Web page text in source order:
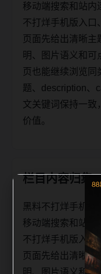
移动端搜索和站内
不打烊手机版入口
页面先给出清晰主
明、图片语义和
页也能继续浏览
题、description、
文关键词保持一致
价值。
栏目内容归集
黑料不打烊手机版
移动端搜索和站内
不打烊手机版入口
页面先给出清晰主
明、图片语义和